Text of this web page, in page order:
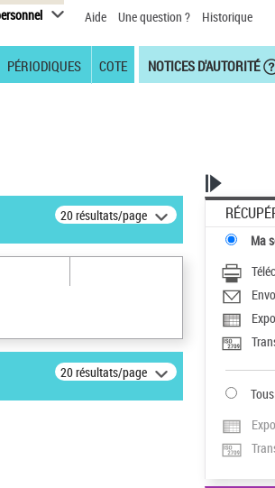
Aide Une question ? Historique
PÉRIODIQUES COTE NOTICES D'AUTORITÉ
20 résultats/page
20 résultats/page
Ma